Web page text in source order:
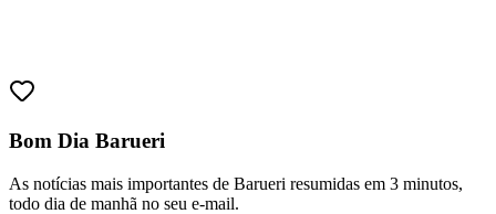
Ceará
Bom Dia Barueri
As notícias mais importantes de Barueri resumidas em 3 minutos,
todo dia de manhã no seu e-mail.